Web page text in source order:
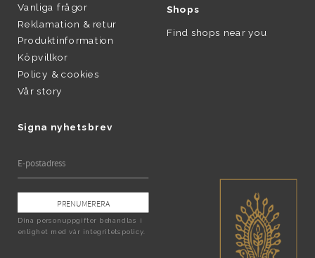
Vanliga frågor
Reklamation & retur
Produktinformation
Köpvillkor
Policy & cookies
Vår story
Signa nyhetsbrev
PRENUMERERA
Dina personuppgifter behandlas i
enlighet med vår integritetspolicy.
Shops
Find shops near you